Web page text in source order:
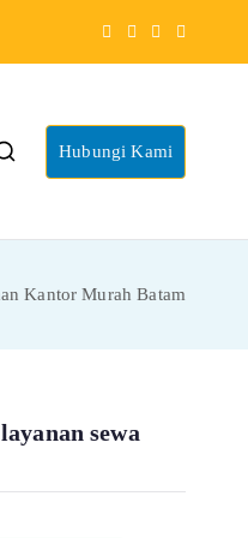
Hubungi Kami
Kantor Murah Batam
sewa